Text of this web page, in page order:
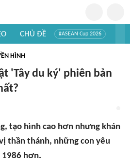
CHỦ ĐỀ #ASEAN Cup 2026
HÌNH
'Tây du ký' phiên bản
tạo hình cao hơn nhưng khán
thần thánh, những con yêu
hơn.